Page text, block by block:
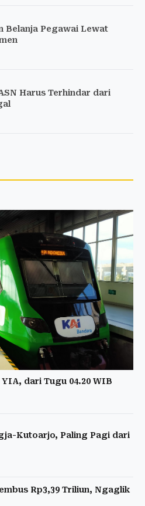
Belanja Pegawai Lewat
Harus Terhindar dari
dari Tugu 04.20 WIB
Kutoarjo, Paling Pagi dari
Rp3,39 Triliun, Ngaglik